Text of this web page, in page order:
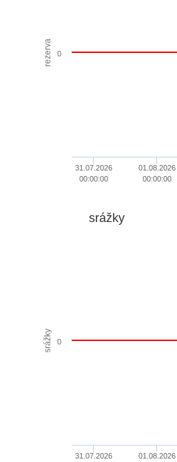
rezerva
31.07.2026
00:00:00
01.08.2026
00:00:00
0
srážky
srážky
31.07.2026 01.08.2026
0